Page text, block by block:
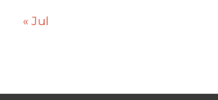
« Jul